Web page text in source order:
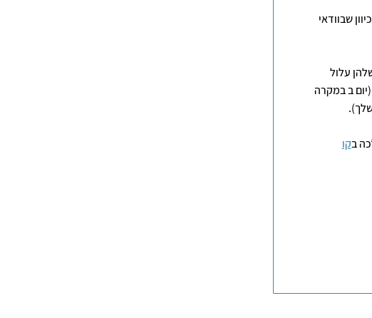
שבוודאי
שלהן עלול
לנקיים (יום ב במקרה
בקו